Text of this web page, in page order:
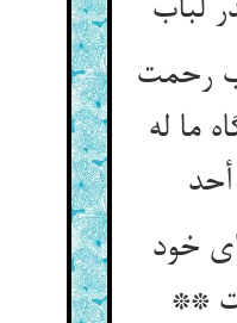
رحمت
ما له
أحد
خود
**